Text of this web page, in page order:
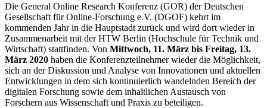
Die General Online Research Konferenz (GOR) der Deutschen
Gesellschaft für Online-Forschung e.V. (DGOF) kehrt im
kommenden Jahr in die Hauptstadt zurück und wird dort wieder in
Zusammenarbeit mit der HTW Berlin (Hochschule für Technik und
Wirtschaft) stattfinden. Von Mittwoch, 11. März bis Freitag, 13.
März 2020 haben die Konferenzteilnehmer wieder die Möglichkeit,
sich an der Diskussion und Analyse von Innovationen und aktuellen
Entwicklungen in dem sich kontinuierlich wandelnden Bereich der
digitalen Forschung sowie dem inhaltlichen Austausch von
Forschern aus Wissenschaft und Praxis zu beteiligen.